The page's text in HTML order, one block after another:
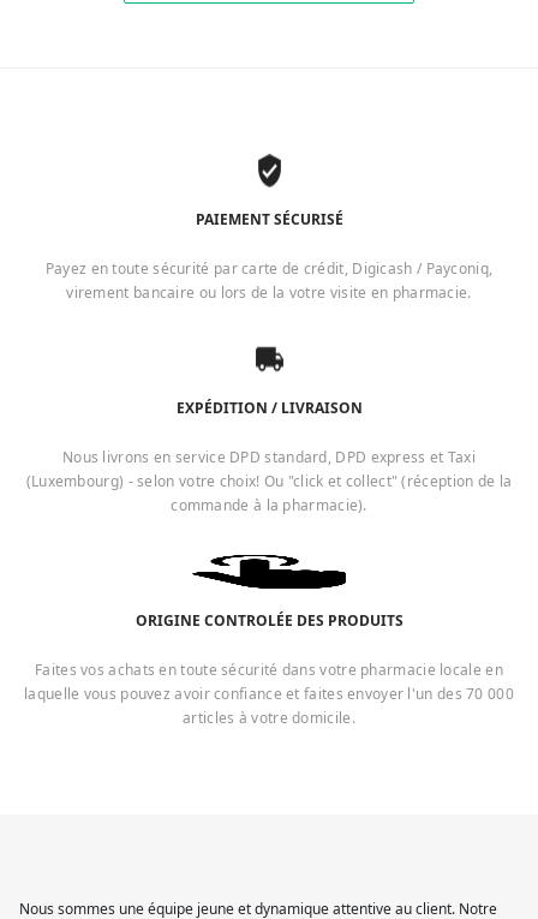
PAIEMENT SÉCURISÉ
Payez en toute sécurité par carte de crédit, Digicash / Payconiq,
virement bancaire ou lors de la votre visite en pharmacie.
EXPÉDITION / LIVRAISON
Nous livrons en service DPD standard, DPD express et Taxi
(Luxembourg) - selon votre choix! Ou "click et collect" (réception de la
commande à la pharmacie).
ORIGINE CONTROLÉE DES PRODUITS
Faites vos achats en toute sécurité dans votre pharmacie locale en
laquelle vous pouvez avoir confiance et faites envoyer l'un des 70 000
articles à votre domicile.
Nous sommes une équipe jeune et dynamique attentive au client. Notre